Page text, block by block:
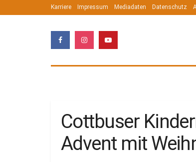
Karriere Impressum Mediadaten Datenschutz
Cottbuser
Advent mit